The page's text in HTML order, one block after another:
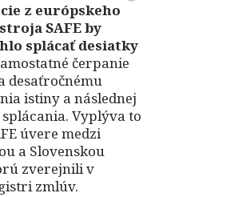
z európskeho
SAFE by
splácať desiatky
čerpanie
desaťročnému
istiny a následnej
Vyplýva to
úvere medzi
a Slovenskou
zverejnili v
zmlúv.